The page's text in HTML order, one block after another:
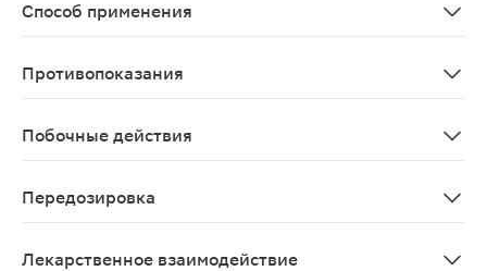
Способ применения
Противопоказания
Побочные действия
Передозировка
Лекарственное взаимодействие